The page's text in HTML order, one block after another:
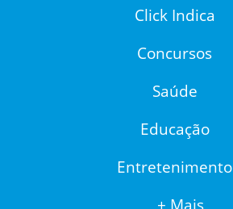
Click Indica
Concursos
Saúde
Educação
Entretenimento